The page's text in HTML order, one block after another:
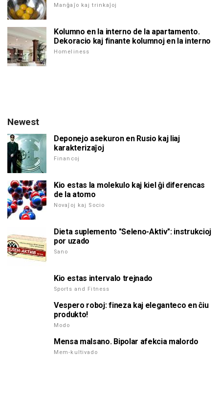
Manĝaĵo kaj trinkaĵoj
Kolumno en la interno de la apartamento.
Dekoracio kaj finante kolumnoj en la interno
Homeliness
Newest
Deponejo asekuron en Rusio kaj liaj
karakterizaĵoj
Financoj
Kio estas la molekulo kaj kiel ĝi diferencas
de la atomo
Novaĵoj kaj Socio
Dieta suplemento "Seleno-Aktiv": instrukcioj
por uzado
Sano
Kio estas intervalo trejnado
Sports and Fitness
Vespero roboj: fineza kaj eleganteco en ĉiu
produkto!
Modo
Mensa malsano. Bipolar afekcia malordo
Mem-kultivado